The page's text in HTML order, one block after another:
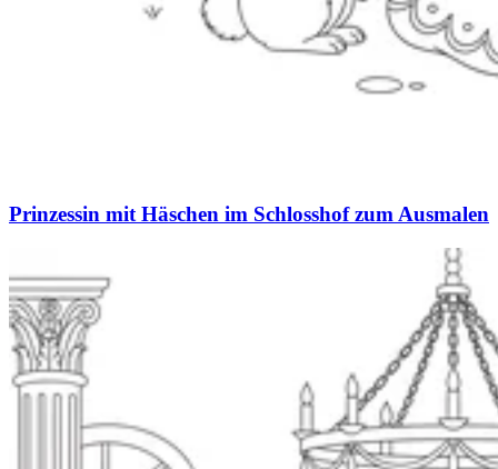
Prinzessin mit Häschen im Schlosshof zum Ausmalen